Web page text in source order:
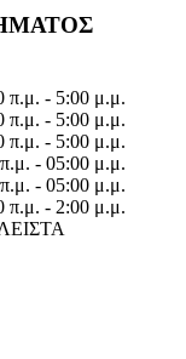
π.μ. - 5:00 μ.μ.
π.μ. - 5:00 μ.μ.
π.μ. - 5:00 μ.μ.
- 05:00 μ.μ.
- 05:00 μ.μ.
π.μ. - 2:00 μ.μ.